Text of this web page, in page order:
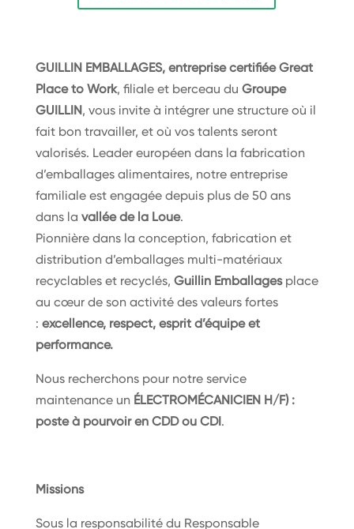
GUILLIN EMBALLAGES, entreprise certifiée Great
Place to Work, filiale et berceau du Groupe
GUILLIN, vous invite à intégrer une structure où il
fait bon travailler, et où vos talents seront
valorisés. Leader européen dans la fabrication
d’emballages alimentaires, notre entreprise
familiale est engagée depuis plus de 50 ans
dans la vallée de la Loue.
Pionnière dans la conception, fabrication et
distribution d’emballages multi-matériaux
recyclables et recyclés, Guillin Emballagesplace
au cœur de son activité des valeurs fortes
: excellence, respect, esprit d’équipe et
performance.
Nous recherchons pour notre service
maintenance un ÉLECTROMÉCANICIEN H/F) :
poste à pourvoir en CDD ou CDI.
Missions
Sous la responsabilité du Responsable